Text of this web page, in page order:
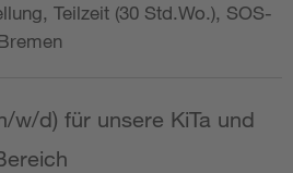
Teilzeit (30 Std.Wo.), SOS-
w/d) für unsere KiTa und